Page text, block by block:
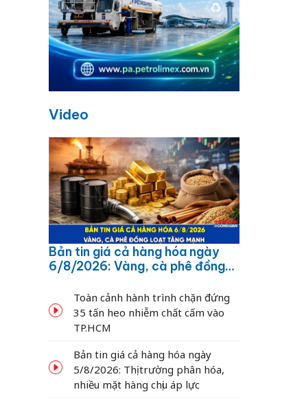
Video
Bản tin giá cả hàng hóa ngày
6/8/2026: Vàng, cà phê đồng
Toàn cảnh hành trình chặn đứng
35 tấn heo nhiễm chất cấm vào
TP.HCM
Bản tin giá cả hàng hóa ngày
5/8/2026: Thị trường phân hóa,
nhiều mặt hàng chịu áp lực